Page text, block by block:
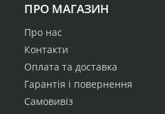
ПРО МАГАЗИН
Про нас
Контакти
Оплата та доставка
Гарантія і повернення
Самовивіз